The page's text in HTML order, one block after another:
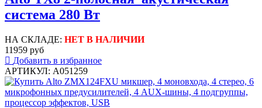
система 280 Вт
НА СКЛАДЕ: НЕТ В НАЛИЧИИ
11959 руб
Добавить в избранное
АРТИКУЛ: A051259